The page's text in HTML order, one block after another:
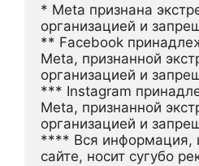
* Meta признана
организацией и
** Facebook
Meta, признанной
организацией и
*** Instagram
Meta, признанной
организацией и
**** Вся информация,
сайте, носит сугубо